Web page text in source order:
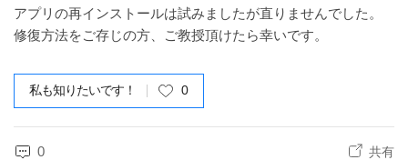
アプリの再インストールは試みましたが直りませんでした。
修復方法をご存じの方、ご教授頂けたら幸いです。
私も知りたいです！ 0
0 共有